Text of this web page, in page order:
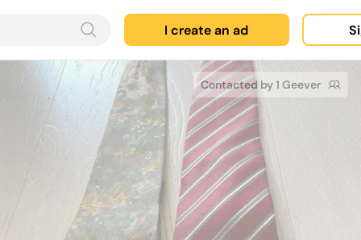
I create an ad
Contacted by 1 Geever